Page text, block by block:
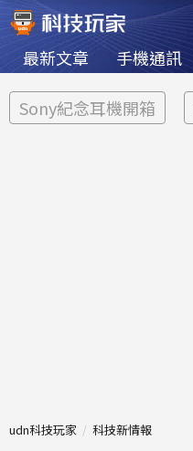
最新文章 手機通訊
Sony紀念耳機開箱
udn科技玩家 科技新情報